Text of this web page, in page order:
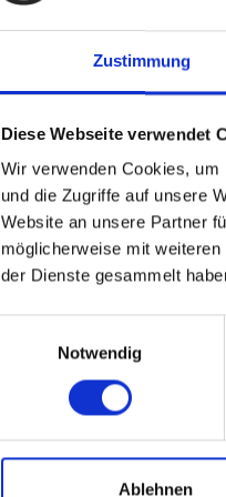
Zustimmung
Diese Webseite verwendet
Wir verwenden Cookies,
und die Zugriffe auf unsere
Website an unsere Partner
möglicherweise mit
der Dienste gesammelt
Notwendig
Ablehnen